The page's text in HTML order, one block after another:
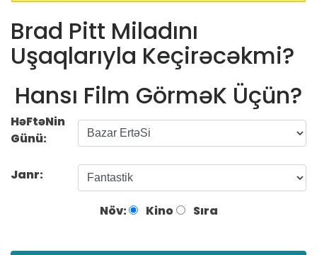
Brad Pitt Miladını
Uşaqlarıyla Keçirəcəkmi?
Hansı Film GörməK Üçün?
HəFtəNin
Günü:
Janr:
Növ: Kino Sıra